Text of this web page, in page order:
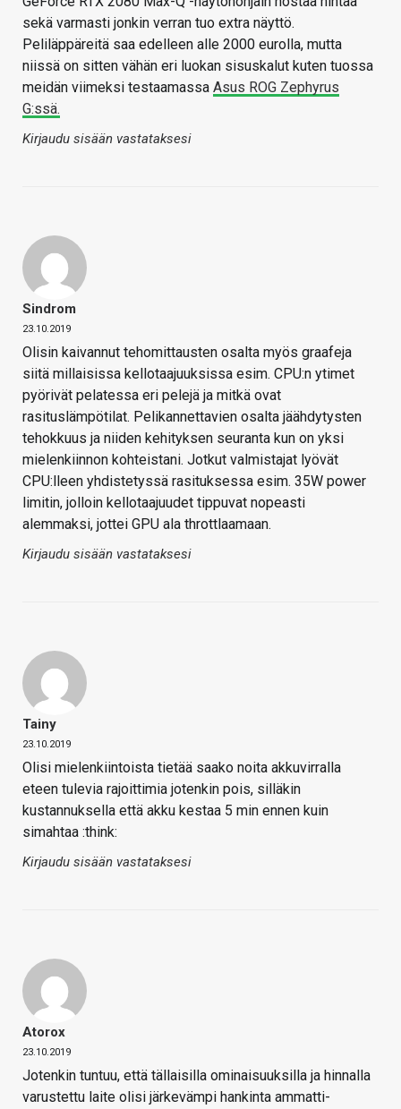
sekä varmasti jonkin verran tuo extra näyttö.
Peliläppäreitä saa edelleen alle 2000 eurolla, mutta
niissä on sitten vähän eri luokan sisuskalut kuten tuossa
meidän viimeksi testaamassa Asus ROG Zephyrus
G:ssä.
Kirjaudu sisään vastataksesi
Sindrom
23.10.2019
Olisin kaivannut tehomittausten osalta myös graafeja
siitä millaisissa kellotaajuuksissa esim. CPU:n ytimet
pyörivät pelatessa eri pelejä ja mitkä ovat
rasituslämpötilat. Pelikannettavien osalta jäähdytysten
tehokkuus ja niiden kehityksen seuranta kun on yksi
mielenkiinnon kohteistani. Jotkut valmistajat lyövät
CPU:lleen yhdistetyssä rasituksessa esim. 35W power
limitin, jolloin kellotaajuudet tippuvat nopeasti
alemmaksi, jottei GPU ala throttlaamaan.
Kirjaudu sisään vastataksesi
Tainy
23.10.2019
Olisi mielenkiintoista tietää saako noita akkuvirralla
eteen tulevia rajoittimia jotenkin pois, silläkin
kustannuksella että akku kestaa 5 min ennen kuin
simahtaa :think:
Kirjaudu sisään vastataksesi
Atorox
23.10.2019
Jotenkin tuntuu, että tällaisilla ominaisuuksilla ja hinnalla
varustettu laite olisi järkevämpi hankinta ammatti-